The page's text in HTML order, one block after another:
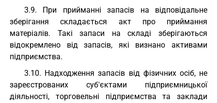
3.9. При прийманні запасів на відповідальне
зберігання складається акт про приймання
матеріалів. Такі запаси на складі зберігаються
відокремлено від запасів, які визнано активами
підприємства.
3.10. Надходження запасів від фізичних осіб, не
зареєстрованих суб'єктами підприємницької
діяльності, торговельні підприємства та заклади